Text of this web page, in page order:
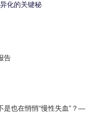
化的关键秘
告
是也在悄悄“慢性失血”？—